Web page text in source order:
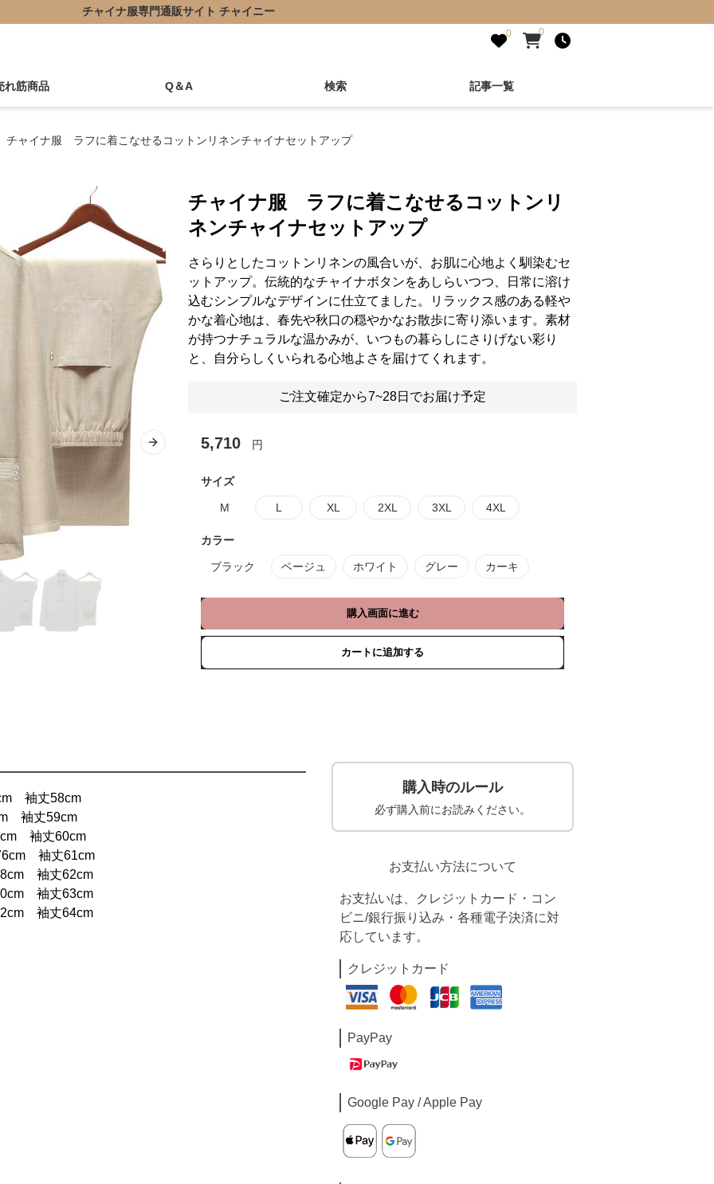
チャイナ服専門通販サイト チャイニー
0 0
れ筋商品 Q＆A 検索 記事一覧
チャイナ服 ラフに着こなせるコットンリネンチャイナセットアップ
Next slide
チャイナ服 ラフに着こなせるコットンリ
ネンチャイナセットアップ
さらりとしたコットンリネンの風合いが、お肌に心地よく馴染むセ
ットアップ。伝統的なチャイナボタンをあしらいつつ、日常に溶け
込むシンプルなデザインに仕立てました。リラックス感のある軽や
かな着心地は、春先や秋口の穏やかなお散歩に寄り添います。素材
が持つナチュラルな温かみが、いつもの暮らしにさりげない彩り
と、自分らしくいられる心地よさを届けてくれます。
ご注文確定から7~28日でお届け予定
5,710 円
サイズ
M L XL 2XL 3XL 4XL
カラー
ブラック ベージュ ホワイト グレー カーキ
購入画面に進む
カートに追加する
袖丈58cm
袖丈59cm
袖丈60cm
袖丈61cm
袖丈62cm
袖丈63cm
袖丈64cm
購入時のルール
必ず購入前にお読みください。
お支払い方法について
お支払いは、クレジットカード・コン
ビニ/銀行振り込み・各種電子決済に対
応しています。
クレジットカード
PayPay
Google Pay / Apple Pay